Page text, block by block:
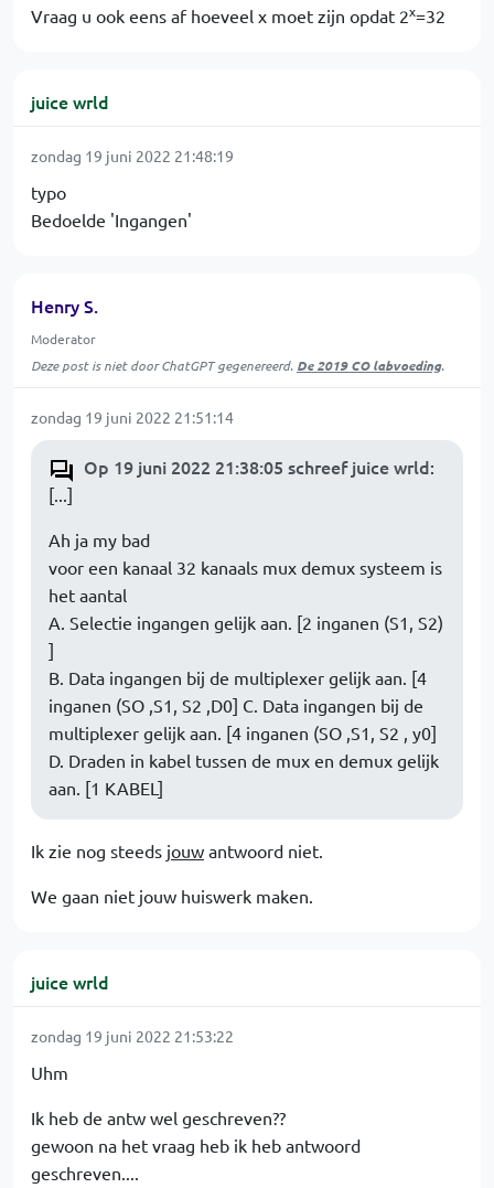
Vraag u ook eens af hoeveel x moet zijn opdat 2x=32
juice wrld
zondag 19 juni 2022 21:48:19
typo
Bedoelde 'Ingangen'
Henry S.
Moderator
Deze post is niet door ChatGPT gegenereerd. De 2019 CO labvoeding.
zondag 19 juni 2022 21:51:14
Op 19 juni 2022 21:38:05 schreef juice wrld:
[...]
Ah ja my bad
voor een kanaal 32 kanaals mux demux systeem is
het aantal
A. Selectie ingangen gelijk aan. [2 inganen (S1, S2)
]
B. Data ingangen bij de multiplexer gelijk aan. [4
inganen (SO ,S1, S2 ,D0] C. Data ingangen bij de
multiplexer gelijk aan. [4 inganen (SO ,S1, S2 , y0]
D. Draden in kabel tussen de mux en demux gelijk
aan. [1 KABEL]
Ik zie nog steeds jouw antwoord niet.
We gaan niet jouw huiswerk maken.
juice wrld
zondag 19 juni 2022 21:53:22
Uhm
Ik heb de antw wel geschreven??
gewoon na het vraag heb ik heb antwoord
geschreven....